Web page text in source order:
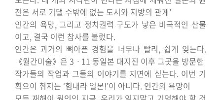
전은 서로 기댈 수밖에 없는 도시와 지방의 관계’
인간의 욕망, 그리고 정치권력 구도가 낳은 비극적인 산물
이고, 결국 이런 참사를 불렀다.
인간은 과거의 뼈아픈 경험을 너무나 빨리, 쉽게 잊는다.
《월간미술》은 3ㆍ11 동일본 대지진 이후 그곳을 방문한
작가들의 작업과 그들의 이야기를 지면에 싣는다. 이번 기
획으이 취지는 ‘힘내라 일본!’이 아니다. 인간의 욕망이